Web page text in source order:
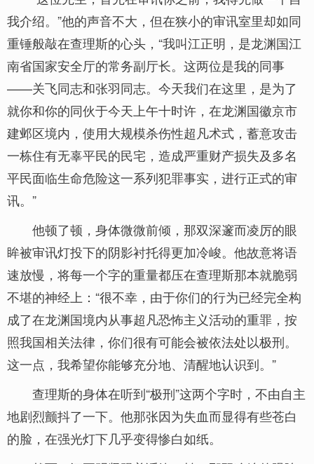
我介绍。”他的声音不大，但在狭小的审讯室里却如同
重锤般敲在查理斯的心头，“我叫江正明，是龙渊国江
南省国家安全厅的常务副厅长。这两位是我的同事
——关飞同志和张羽同志。今天我们在这里，是为了
就你和你的同伙于今天上午十时许，在龙渊国徽京市
建邺区境内，使用大规模杀伤性超凡术式，蓄意攻击
一栋住有无辜平民的民宅，造成严重财产损失及多名
平民面临生命危险这一系列犯罪事实，进行正式的审
讯。”
他顿了顿，身体微微前倾，那双深邃而凌厉的眼
眸被审讯灯投下的阴影衬托得更加冷峻。他故意将语
速放慢，将每一个字的重量都压在查理斯那本就脆弱
不堪的神经上：“很不幸，由于你们的行为已经完全构
成了在龙渊国境内从事超凡恐怖主义活动的重罪，按
照我国相关法律，你们很有可能会被依法处以极刑。
这一点，我希望你能够充分地、清醒地认识到。”
查理斯的身体在听到“极刑”这两个字时，不由自主
地剧烈颤抖了一下。他那张因为失血而显得有些苍白
的脸，在强光灯下几乎变得惨白如纸。